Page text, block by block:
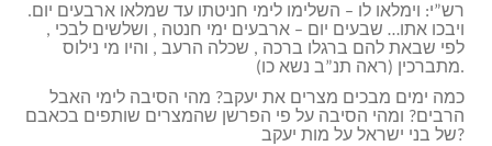
רש”י: וימלאו לו – השלימו לימי חניטתו עד שמלאו ארבעים יום.
ויבכו אתו… שבעים יום – ארבעים ימי חנטה , ושלשים לבכי ,
לפי שבאת להם ברגלו ברכה , שכלה הרעב , והיו מי נילוס
מתברכין (ראה תנ”ב נשא כו).
כמה ימים מבכים מצרים את יעקב? מהי הסיבה לימי האבל
הרבים? ומהי הסיבה על פי הפרשן שהמצרים שותפים בכאבם
של בני ישראל על מות יעקב?